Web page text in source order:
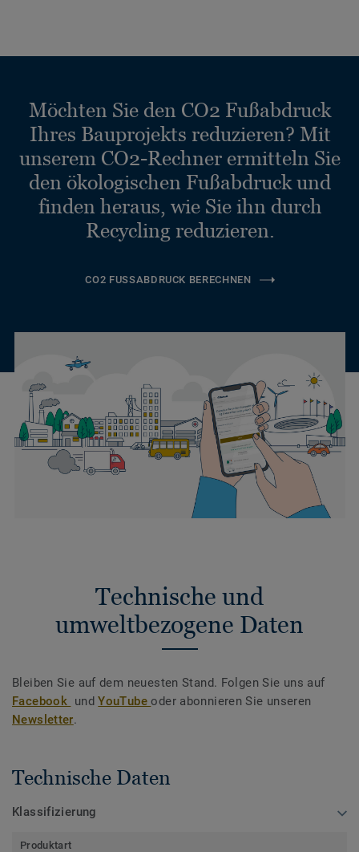
Möchten Sie den CO2 Fußabdruck
Ihres Bauprojekts reduzieren? Mit
unserem CO2-Rechner ermitteln Sie
den ökologischen Fußabdruck und
finden heraus, wie Sie ihn durch
Recycling reduzieren.
CO2 FUSSABDRUCK BERECHNEN
Technische und
umweltbezogene Daten
Bleiben Sie auf dem neuesten Stand. Folgen Sie uns auf
Facebook undYouTubeoder abonnieren Sie unseren
Newsletter.
Technische Daten
Klassifizierung
Produktart